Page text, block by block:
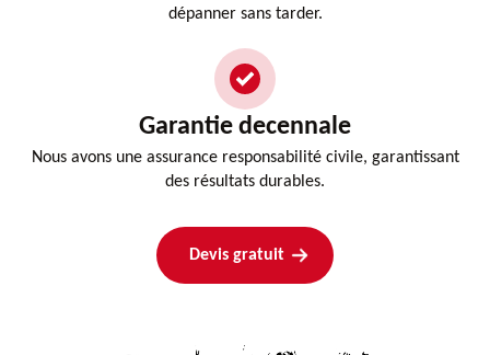
dépanner sans tarder.
Garantie decennale
Nous avons une assurance responsabilité civile, garantissant
des résultats durables.
Devis gratuit